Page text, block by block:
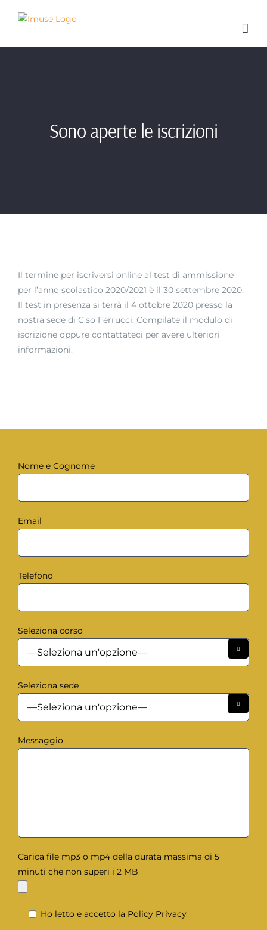
Sono aperte le iscrizioni
Il termine per iscriversi online al test di ammissione
per l’anno scolastico 2020/2021 è il 30 settembre 2020.
Il test in presenza si terrà il 4 ottobre 2020 presso la
nostra sede di C.so Ferrucci. Compilate il modulo di
iscrizione oppure contattateci per avere ulteriori
informazioni.
Nome e Cognome
Email
Telefono
Seleziona corso

Seleziona sede

Messaggio
Carica file mp3 o mp4 della durata massima di 5
minuti che non superi i 2 MB
Ho letto e accetto la Policy Privacy